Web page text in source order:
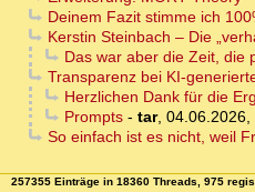
Deinem Fazit stimme ich
Kerstin Steinbach – Die
Das war aber die Zeit, die
Transparenz bei KI-
Herzlichen Dank für die
Prompts- tar, 04.06.2026,
So einfach ist es nicht, weil
257355 Einträge in 18360 Threads, 975